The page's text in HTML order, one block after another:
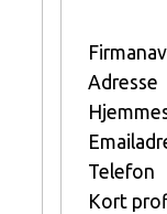
Adresse
Telefon
Kort